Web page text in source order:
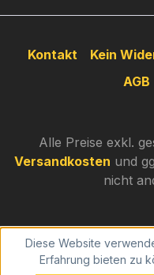
Kontakt Kein
AGB
Alle Preise exkl.
Versandkosten und
nicht
Diese Website
Erfahrung bieten zu